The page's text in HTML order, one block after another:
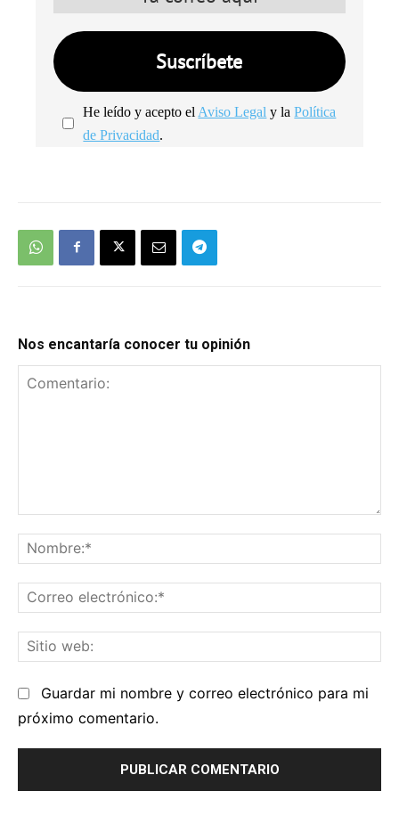
He leído y acepto el Aviso Legal y laPolítica
de Privacidad.
Nos encantaría conocer tu opinión
Guardar mi nombre y correo electrónico para mi
próximo comentario.